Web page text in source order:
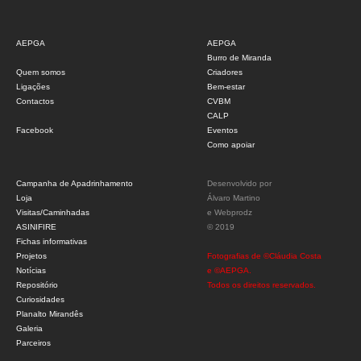
AEPGA
Quem somos
Ligações
Contactos
Facebook
AEPGA
Burro de Miranda
Criadores
Bem-estar
CVBM
CALP
Eventos
Como apoiar
Campanha de Apadrinhamento
Loja
Visitas/Caminhadas
ASINIFIRE
Fichas informativas
Projetos
Notícias
Repositório
Curiosidades
Planalto Mirandês
Galeria
Parceiros
Desenvolvido por
Álvaro Martino
e Webprodz
© 2019
Fotografias de ©Cláudia Costa
e ©AEPGA.
Todos os direitos reservados.